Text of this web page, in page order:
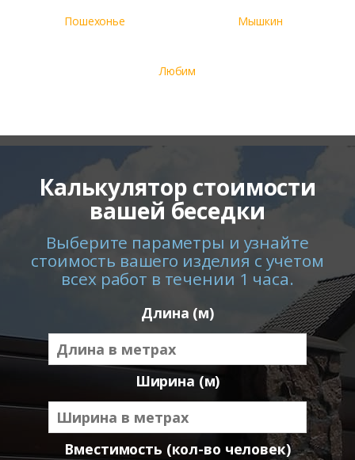
Пошехонье Мышкин
Любим
Калькулятор стоимости
вашей беседки
Выберите параметры и узнайте
стоимость вашего изделия с учетом
всех работ в течении 1 часа.
Длина (м)
Ширина (м)
Вместимость (кол-во человек)